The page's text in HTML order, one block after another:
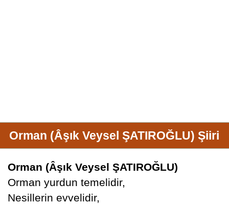
Orman (Âşık Veysel ŞATIROĞLU) Şiiri
Orman (Âşık Veysel ŞATIROĞLU)
Orman yurdun temelidir,
Nesillerin evvelidir,